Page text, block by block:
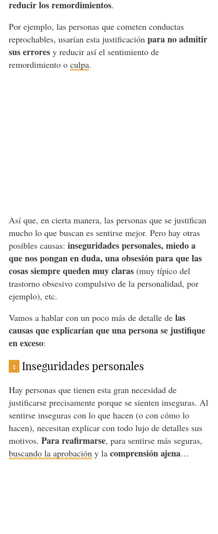
reducir los remordimientos.
Por ejemplo, las personas que cometen conductas
reprochables, usarían esta justificación para no admitir
sus erroresy reducir así el sentimiento de
remordimiento o culpa.
Así que, en cierta manera, las personas que se justifican
mucho lo que buscan es sentirse mejor. Pero hay otras
posibles causas: inseguridades personales, miedo a
que nos pongan en duda, una obsesión para que las
cosas siempre queden muy claras(muy típico del
trastorno obsesivo compulsivo de la personalidad, por
ejemplo), etc.
Vamos a hablar con un poco más de detalle de las
causas que explicarían que una persona se justifique
en exceso:
1 Inseguridades personales
Hay personas que tienen esta gran necesidad de
justificarse precisamente porque se sienten inseguras. Al
sentirse inseguras con lo que hacen (o con cómo lo
hacen), necesitan explicar con todo lujo de detalles sus
motivos. Para reafirmarse, para sentirse más seguras,
buscando la aprobacióny la comprensión ajena…